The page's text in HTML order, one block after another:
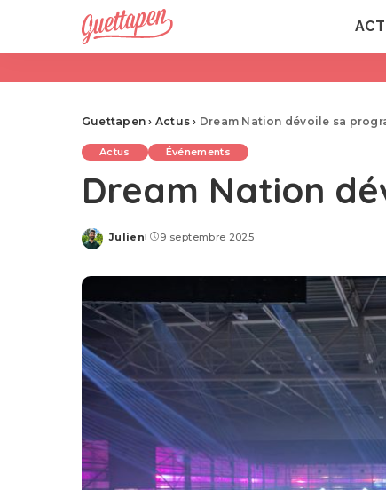
Guettapen › Actus › Dream Nation dévoile sa
Actus Événements
Dream Nation
Posted
Julien 9 septembre 2025